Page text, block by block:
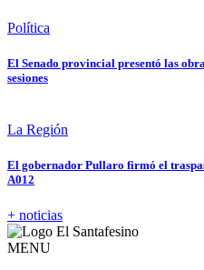
Política
El Senado provincial presentó las
sesiones
La Región
El gobernador Pullaro firmó el
A012
+ noticias
MENU